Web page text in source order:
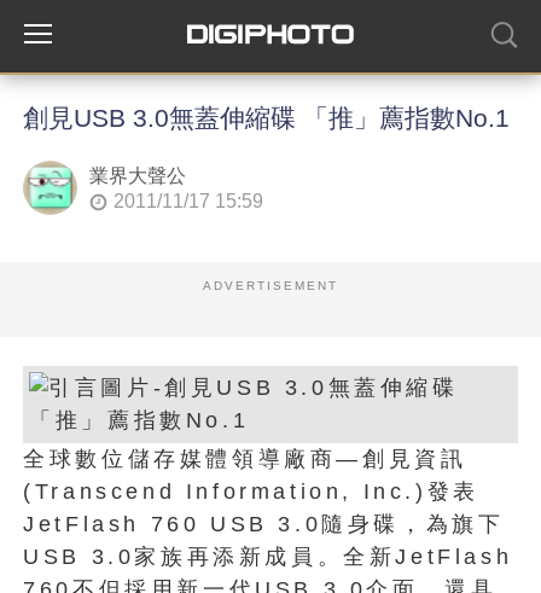
創見USB 3.0無蓋伸縮碟 「推」薦指數No.1
業界大聲公
2011/11/17 15:59
ADVERTISEMENT
全球數位儲存媒體領導廠商—創見資訊
(Transcend Information, Inc.)發表
JetFlash 760 USB 3.0隨身碟，為旗下
USB 3.0家族再添新成員。全新JetFlash